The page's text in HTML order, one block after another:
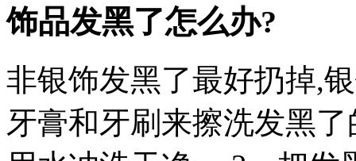
饰品发黑了怎么办?
非银饰发黑了最好扔掉,
牙膏和牙刷来擦洗发黑